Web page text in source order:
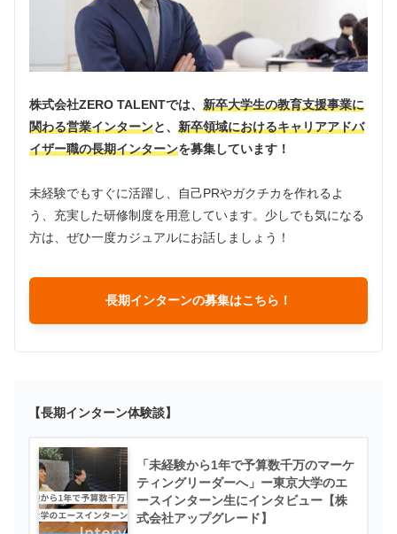
株式会社ZERO TALENTでは、 新卒大学生の教育支援事業に
関わる営業インターンと、 新卒領域におけるキャリアアドバ
イザー職の長期インターンを募集しています！
未経験でもすぐに活躍し、自己PRやガクチカを作れるよ
う、充実した研修制度を用意しています。少しでも気になる
方は、ぜひ一度カジュアルにお話しましょう！
長期インターンの募集はこちら！
【長期インターン体験談】
「未経験から1年で予算数千万のマーケ
ティングリーダーへ」ー東京大学のエ
ースインターン生にインタビュー【株
式会社アップグレード】